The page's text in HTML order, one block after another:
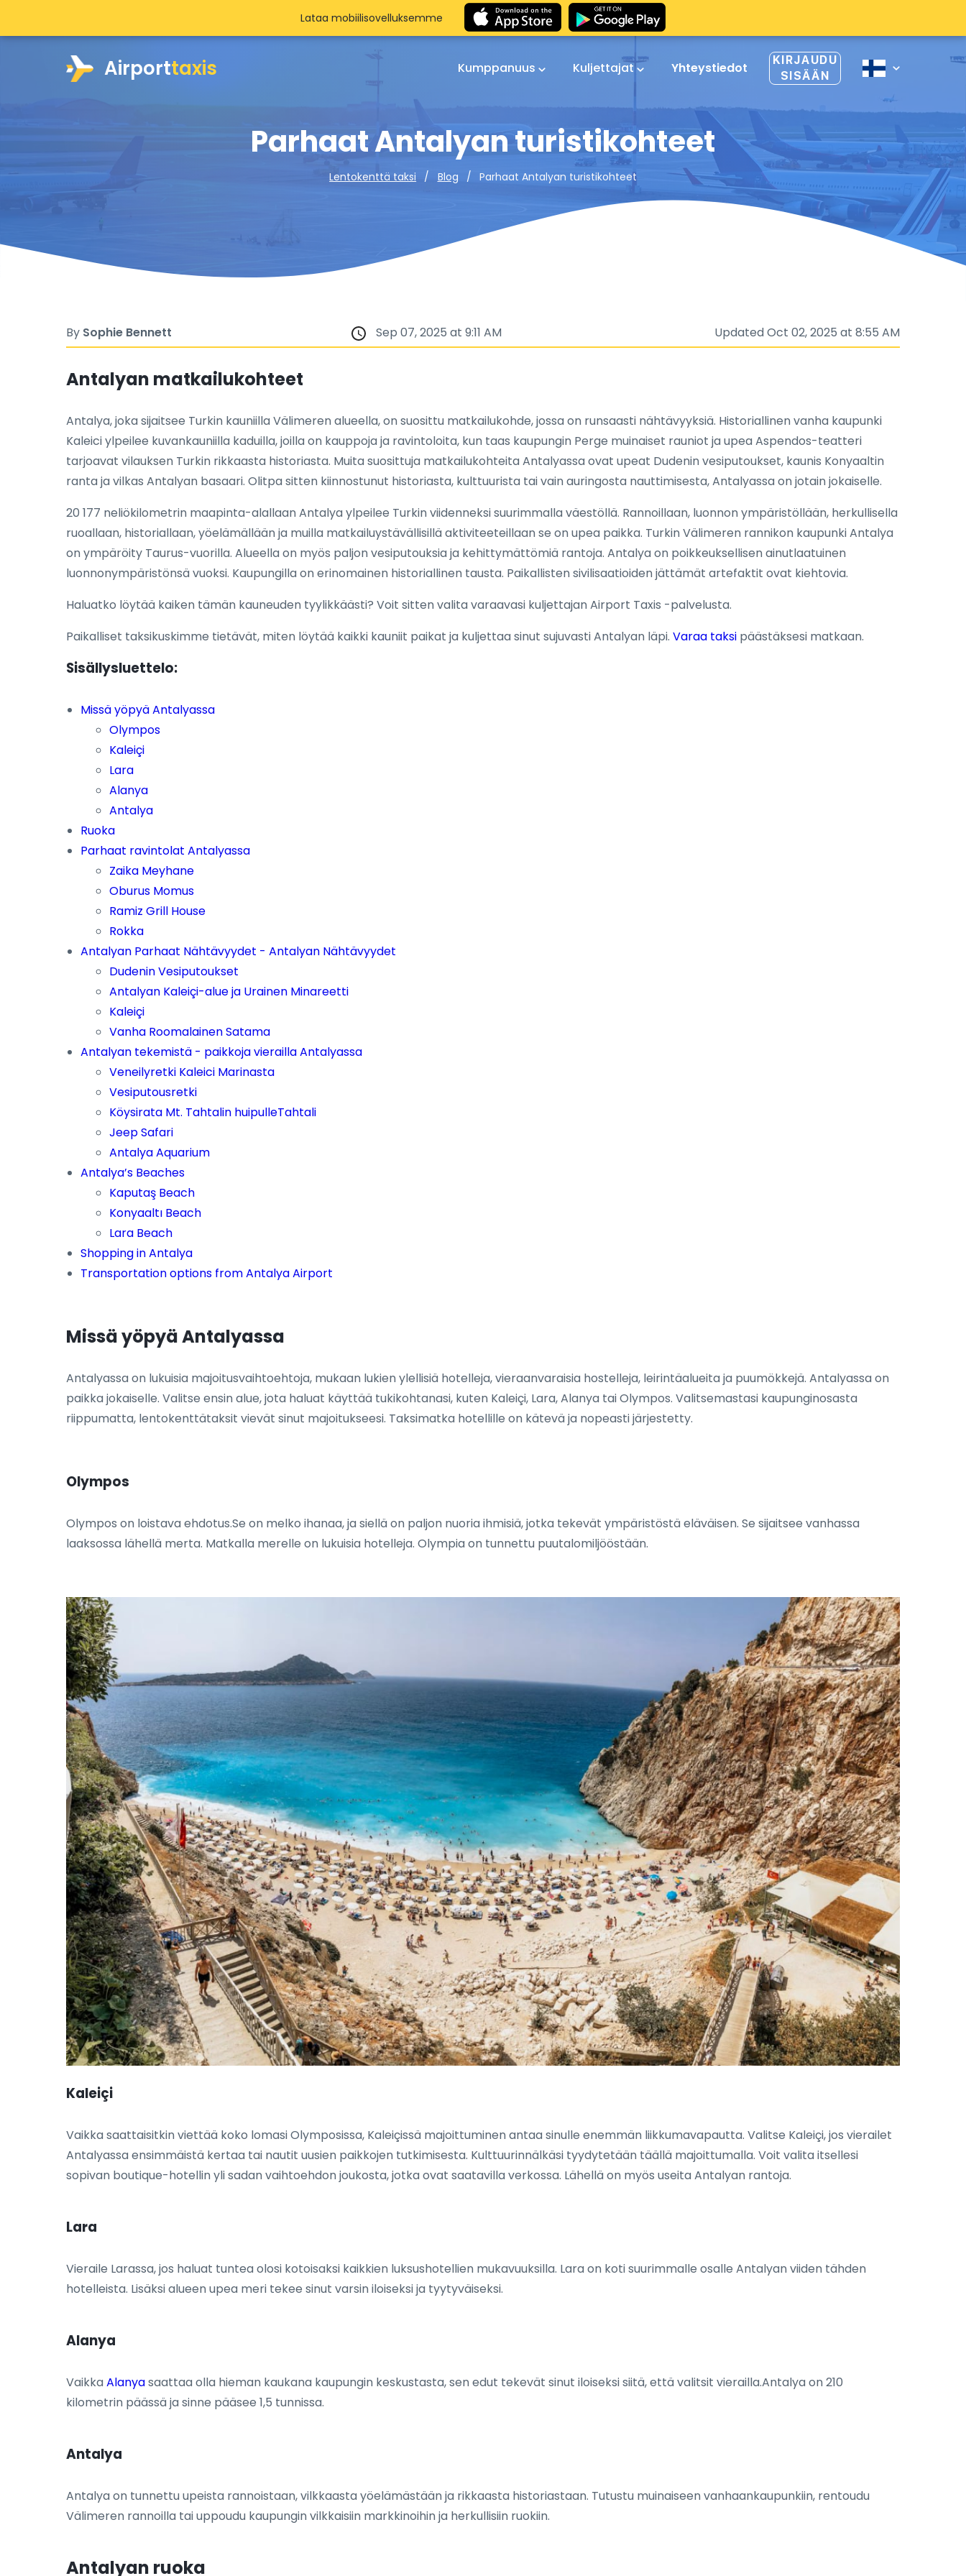
Airporttaxis Kumppanuus Kuljettajat Yhteystiedot
KIRJAUDU
SISÄÄN
Parhaat Antalyan turistikohteet
Lentokenttä taksi Blog Parhaat Antalyan turistikohteet
Lataa mobiilisovelluksemme
By Sophie Bennett Sep 07, 2025 at 9:11 AM Updated Oct 02, 2025 at 8:55 AM
Antalyan matkailukohteet
Antalya, joka sijaitsee Turkin kauniilla Välimeren alueella, on suosittu matkailukohde, jossa on runsaasti nähtävyyksiä. Historiallinen vanha kaupunki
Kaleici ylpeilee kuvankauniilla kaduilla, joilla on kauppoja ja ravintoloita, kun taas kaupungin Perge muinaiset rauniot ja upea Aspendos-teatteri
tarjoavat vilauksen Turkin rikkaasta historiasta. Muita suosittuja matkailukohteita Antalyassa ovat upeat Dudenin vesiputoukset, kaunis Konyaaltin
ranta ja vilkas Antalyan basaari. Olitpa sitten kiinnostunut historiasta, kulttuurista tai vain auringosta nauttimisesta, Antalyassa on jotain jokaiselle.
20 177 neliökilometrin maapinta-alallaan Antalya ylpeilee Turkin viidenneksi suurimmalla väestöllä. Rannoillaan, luonnon ympäristöllään, herkullisella
ruoallaan, historiallaan, yöelämällään ja muilla matkailuystävällisillä aktiviteeteillaan se on upea paikka. Turkin Välimeren rannikon kaupunki Antalya
on ympäröity Taurus-vuorilla. Alueella on myös paljon vesiputouksia ja kehittymättömiä rantoja. Antalya on poikkeuksellisen ainutlaatuinen
luonnonympäristönsä vuoksi. Kaupungilla on erinomainen historiallinen tausta. Paikallisten sivilisaatioiden jättämät artefaktit ovat kiehtovia.
Haluatko löytää kaiken tämän kauneuden tyylikkäästi? Voit sitten valita varaavasi kuljettajan Airport Taxis -palvelusta.
Paikalliset taksikuskimme tietävät, miten löytää kaikki kauniit paikat ja kuljettaa sinut sujuvasti Antalyan läpi. Varaa taksi päästäksesi matkaan.
Sisällysluettelo:
Missä yöpyä Antalyassa
Olympos
Kaleiçi
Lara
Alanya
Antalya
Ruoka
Parhaat ravintolat Antalyassa
Zaika Meyhane
Oburus Momus
Ramiz Grill House
Rokka
Antalyan Parhaat Nähtävyydet - Antalyan Nähtävyydet
Dudenin Vesiputoukset
Antalyan Kaleiçi-alue ja Urainen Minareetti
Kaleiçi
Vanha Roomalainen Satama
Antalyan tekemistä - paikkoja vierailla Antalyassa
Veneilyretki Kaleici Marinasta
Vesiputousretki
Köysirata Mt. Tahtalin huipulleTahtali
Jeep Safari
Antalya Aquarium
Antalya’s Beaches
Kaputaş Beach
Konyaaltı Beach
Lara Beach
Shopping in Antalya
Transportation options from Antalya Airport
Missä yöpyä Antalyassa
Antalyassa on lukuisia majoitusvaihtoehtoja, mukaan lukien ylellisiä hotelleja, vieraanvaraisia hostelleja, leirintäalueita ja puumökkejä. Antalyassa on
paikka jokaiselle. Valitse ensin alue, jota haluat käyttää tukikohtanasi, kuten Kaleiçi, Lara, Alanya tai Olympos. Valitsemastasi kaupunginosasta
riippumatta, lentokenttätaksit vievät sinut majoitukseesi. Taksimatka hotellille on kätevä ja nopeasti järjestetty.
Olympos
Olympos on loistava ehdotus.Se on melko ihanaa, ja siellä on paljon nuoria ihmisiä, jotka tekevät ympäristöstä eläväisen. Se sijaitsee vanhassa
laaksossa lähellä merta. Matkalla merelle on lukuisia hotelleja. Olympia on tunnettu puutalomiljööstään.
Kaleiçi
Vaikka saattaisitkin viettää koko lomasi Olymposissa, Kaleiçissä majoittuminen antaa sinulle enemmän liikkumavapautta. Valitse Kaleiçi, jos vierailet
Antalyassa ensimmäistä kertaa tai nautit uusien paikkojen tutkimisesta. Kulttuurinnälkäsi tyydytetään täällä majoittumalla. Voit valita itsellesi
sopivan boutique-hotellin yli sadan vaihtoehdon joukosta, jotka ovat saatavilla verkossa. Lähellä on myös useita Antalyan rantoja.
Lara
Vieraile Larassa, jos haluat tuntea olosi kotoisaksi kaikkien luksushotellien mukavuuksilla. Lara on koti suurimmalle osalle Antalyan viiden tähden
hotelleista. Lisäksi alueen upea meri tekee sinut varsin iloiseksi ja tyytyväiseksi.
Alanya
VaikkaAlanyasaattaa olla hieman kaukana kaupungin keskustasta, sen edut tekevät sinut iloiseksi siitä, että valitsit vierailla.Antalya on 210
kilometrin päässä ja sinne pääsee 1,5 tunnissa.
Antalya
Antalya on tunnettu upeista rannoistaan, vilkkaasta yöelämästään ja rikkaasta historiastaan. Tutustu muinaiseen vanhaankaupunkiin, rentoudu
Välimeren rannoilla tai uppoudu kaupungin vilkkaisiin markkinoihin ja herkullisiin ruokiin.
Antalyan ruoka